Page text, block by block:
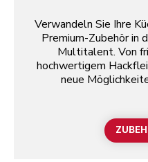
Verwandeln Sie Ihre
Premium-Zubehör in
Multitalent. Von
hochwertigem
neue